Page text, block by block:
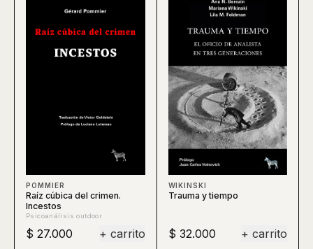
POMMIER
Raíz cúbica del crimen.
Incestos
Psicoanálisis outdoor
$ 27.000 + carrito
WIKINSKI
Trauma y tiempo
$ 32.000 + carrito